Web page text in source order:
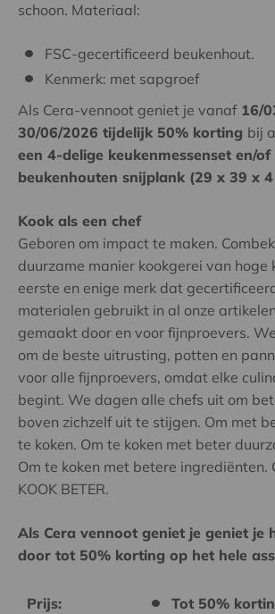
schoon. Materiaal:
FSC-gecertificeerd beukenhout.
Kenmerk: met sapgroef
Als Cera-vennoot geniet je vanaf16/
30/06/2026 tijdelijk 50% korting bij
een 4-delige keukenmessenset en/of
beukenhouten snijplank (29 x 39 x
Kook als een chef
Geboren om impact te maken.
duurzame manier kookgerei van
eerste en enige merk dat
materialen gebruikt in al onze
gemaakt door en voor fijnproevers.
om de beste uitrusting, potten en
voor alle fijnproevers, omdat elke
begint. We dagen alle chefs uit om
boven zichzelf uit te stijgen. Om met
te koken. Om te koken met beter
Om te koken met betere ingrediënten.
KOOK BETER.
Als Cera vennoot geniet je geniet je
door tot 50% korting op het hele
Prijs: Tot 50%